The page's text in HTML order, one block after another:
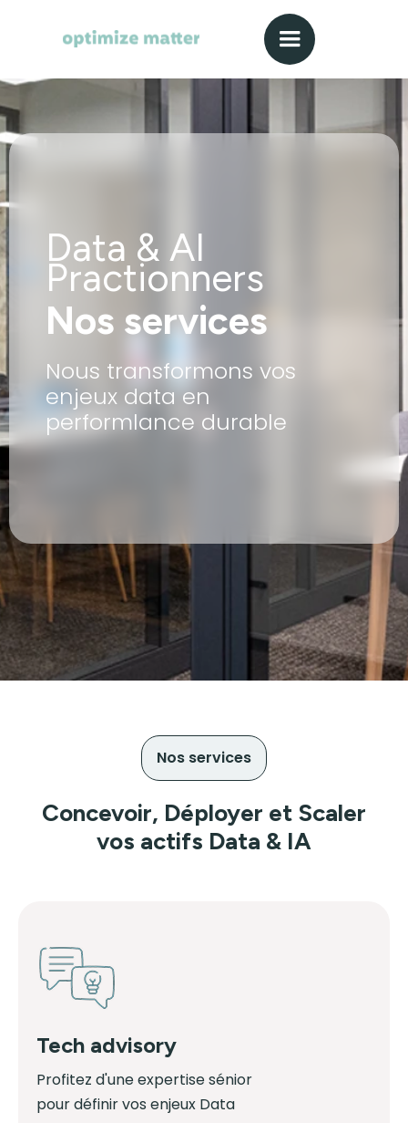
Data & AI
Practionners
Nos services
Nous transformons vos
enjeux data en
performlance durable
Nos services
Concevoir, Déployer et Scaler
vos actifs Data & IA
Tech advisory
Profitez d'une expertise sénior
pour définir vos enjeux Data